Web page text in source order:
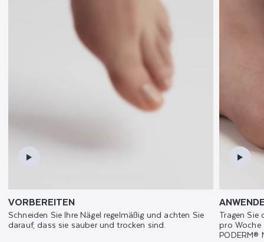
VORBEREITEN
Schneiden Sie Ihre Nägel regelmäßig und achten Sie
darauf, dass sie sauber und trocken sind.
Tragen Sie
pro
PODERM®